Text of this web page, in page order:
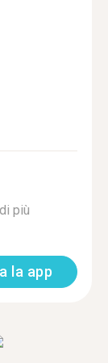
più
la app